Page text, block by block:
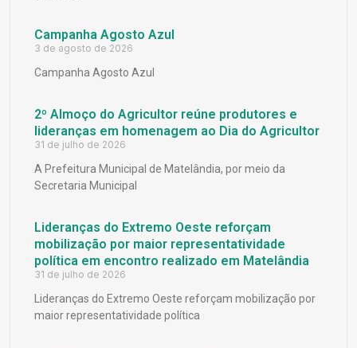
Campanha Agosto Azul
3 de agosto de 2026
Campanha Agosto Azul
2º Almoço do Agricultor reúne produtores e
lideranças em homenagem ao Dia do Agricultor
31 de julho de 2026
A Prefeitura Municipal de Matelândia, por meio da
Secretaria Municipal
Lideranças do Extremo Oeste reforçam
mobilização por maior representatividade
política em encontro realizado em Matelândia
31 de julho de 2026
Lideranças do Extremo Oeste reforçam mobilização por
maior representatividade política